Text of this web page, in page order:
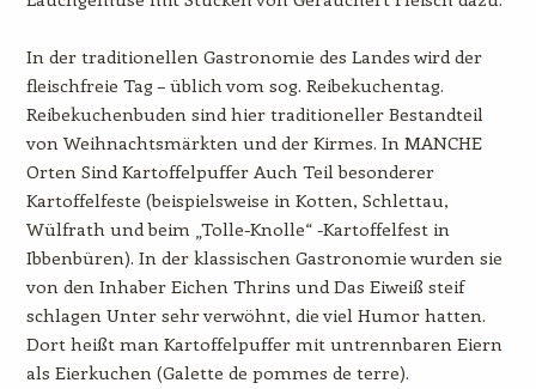
In der traditionellen Gastronomie des Landes wird der
fleischfreie Tag – üblich vom sog. Reibekuchentag.
Reibekuchenbuden sind hier traditioneller Bestandteil
von Weihnachtsmärkten und der Kirmes. In MANCHE
Orten Sind Kartoffelpuffer Auch Teil besonderer
Kartoffelfeste (beispielsweise in Kotten, Schlettau,
Wülfrath und beim „Tolle-Knolle“ -Kartoffelfest in
Ibbenbüren). In der klassischen Gastronomie wurden sie
von den Inhaber Eichen Thrins und Das Eiweiß steif
schlagen Unter sehr verwöhnt, die viel Humor hatten.
Dort heißt man Kartoffelpuffer mit untrennbaren Eiern
als Eierkuchen (Galette de pommes de terre).